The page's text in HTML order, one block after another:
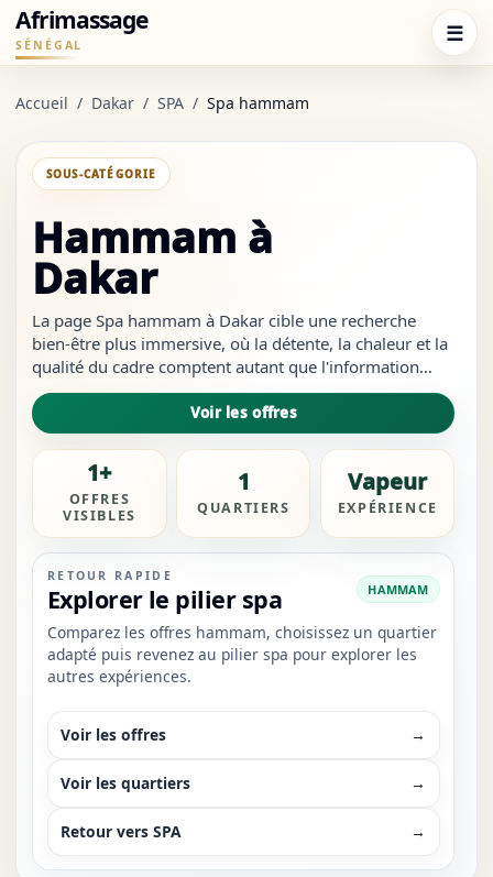
Afrimassage
SÉNÉGAL ☰
Accueil / Dakar / SPA / Spa hammam
SOUS-CATÉGORIE
Hammam à
Dakar
La page Spa hammam à Dakar cible une recherche
bien-être plus immersive, où la détente, la chaleur et la
qualité du cadre comptent autant que l'information
pratique. Elle sert à comparer rapidement les zones les
plus pertinentes et à contacter sans repartir du pilier
spa.À Dakar, comparez les offres, vérifiez le quartier et
contactez directement le prestataire disponible. Dans ce
marché, les visiteurs regardent souvent la prise de
contact WhatsApp, la comparaison des quartiers
premium et la vérification rapide des visuels.
Voir les offres
1+
OFFRES
VISIBLES
1
QUARTIERS
Vapeur
EXPÉRIENCE
RETOUR RAPIDE
Explorer le pilier spa HAMMAM
Comparez les offres hammam, choisissez un quartier
adapté puis revenez au pilier spa pour explorer les
autres expériences.
Voir les offres →
Voir les quartiers →
Retour vers SPA →